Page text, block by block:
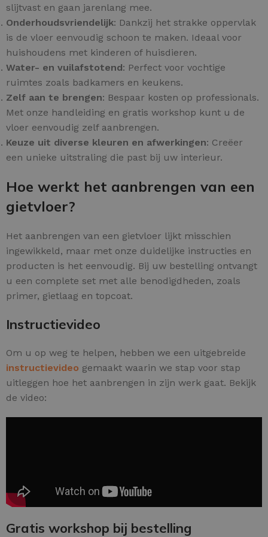
slijtvast en gaan jarenlang mee.
Onderhoudsvriendelijk: Dankzij het strakke oppervlak
is de vloer eenvoudig schoon te maken. Ideaal voor
huishoudens met kinderen of huisdieren.
Water- en vuilafstotend: Perfect voor vochtige
ruimtes zoals badkamers en keukens.
Zelf aan te brengen: Bespaar kosten op professionals.
Met onze handleiding en gratis workshop kunt u de
vloer eenvoudig zelf aanbrengen.
Keuze uit diverse kleuren en afwerkingen: Creëer
een unieke uitstraling die past bij uw interieur.
Hoe werkt het aanbrengen van een
gietvloer?
Het aanbrengen van een gietvloer lijkt misschien
ingewikkeld, maar met onze duidelijke instructies en
producten is het eenvoudig. Bij uw bestelling ontvangt
u een complete set met alle benodigdheden, zoals
primer, gietlaag en topcoat.
Instructievideo
Om u op weg te helpen, hebben we een uitgebreide
instructievideo gemaakt waarin we stap voor stap
uitleggen hoe het aanbrengen in zijn werk gaat. Bekijk
de video:
Gratis workshop bij bestelling